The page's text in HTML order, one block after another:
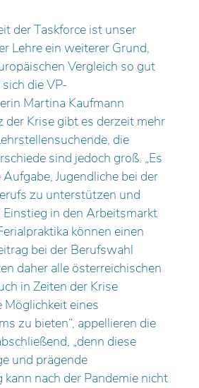
der Taskforce ist unser
Lehre ein weiterer Grund,
Vergleich so gut
die VP-
Martina Kaufmann
der Krise gibt es derzeit mehr
die
sind jedoch groß. „Es
Jugendliche bei der
zu unterstützen und
in den Arbeitsmarkt
können einen
bei der Berufswahl
daher alle österreichischen
in Zeiten der Krise
Möglichkeit eines
zu bieten“, appellieren die
„denn diese
und prägende
nach der Pandemie nicht